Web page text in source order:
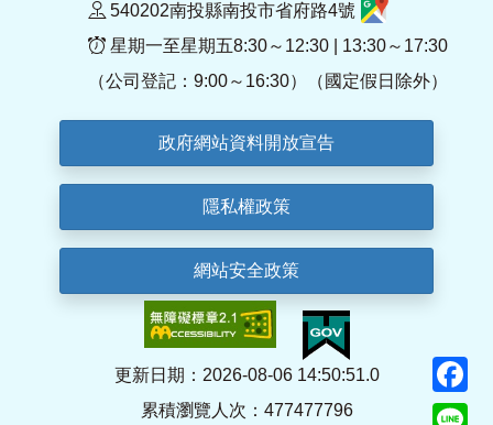
540202南投縣南投市省府路4號
星期一至星期五8:30～12:30 | 13:30～17:30
（公司登記：9:00～16:30）（國定假日除外）
政府網站資料開放宣告
隱私權政策
網站安全政策
更新日期：2026-08-06 14:50:51.0
累積瀏覽人次：477477796